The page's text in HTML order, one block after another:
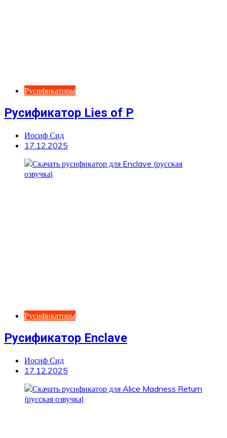
Русификаторы
Русификатор Lies of P
Иосиф Сид
17.12.2025
Русификаторы
Русификатор Enclave
Иосиф Сид
17.12.2025